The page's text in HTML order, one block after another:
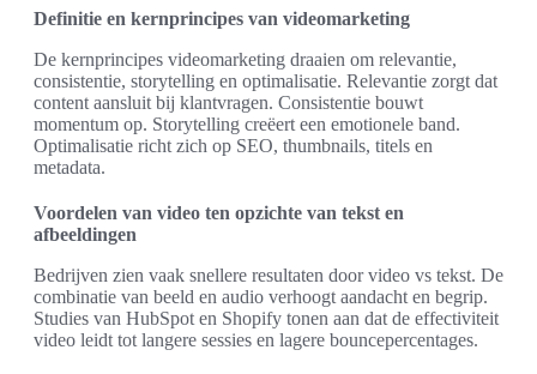
Definitie en kernprincipes van videomarketing
De kernprincipes videomarketing draaien om relevantie,
consistentie, storytelling en optimalisatie. Relevantie zorgt dat
content aansluit bij klantvragen. Consistentie bouwt
momentum op. Storytelling creëert een emotionele band.
Optimalisatie richt zich op SEO, thumbnails, titels en
metadata.
Voordelen van video ten opzichte van tekst en
afbeeldingen
Bedrijven zien vaak snellere resultaten door video vs tekst. De
combinatie van beeld en audio verhoogt aandacht en begrip.
Studies van HubSpot en Shopify tonen aan dat de effectiviteit
video leidt tot langere sessies en lagere bouncepercentages.